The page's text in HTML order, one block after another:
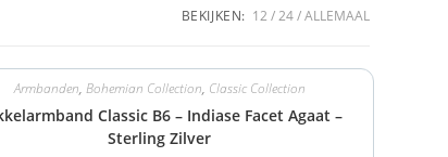
BEKIJKEN: 12 24 ALLEMAAL
Armbanden, Bohemian Collection, Classic Collection
Classic B6 – Indiase Facet Agaat –
Sterling Zilver